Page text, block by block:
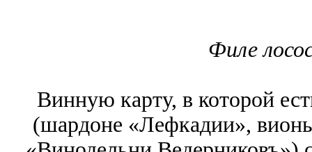
Филе
Винную карту, в которой
(шардоне «Лефкадии»,